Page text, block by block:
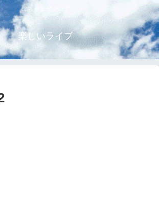
ごちゃまぜブログ
楽しいライブ